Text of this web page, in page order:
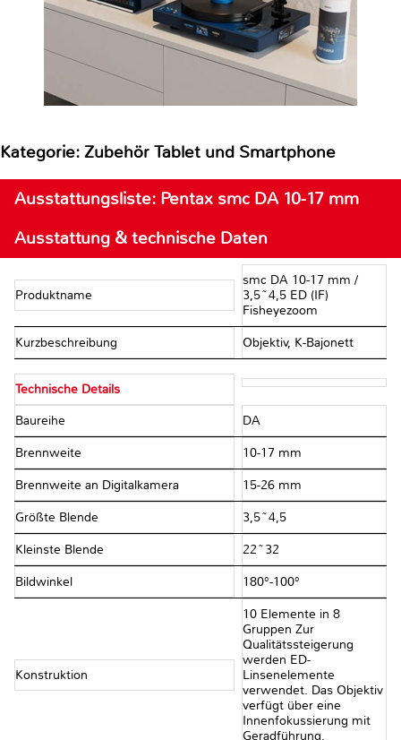
Kategorie: Zubehör Tablet und Smartphone
Ausstattungsliste: Pentax smc DA 10-17 mm
Ausstattung & technische Daten
Produktname
smc DA 10-17 mm /
3,5~4,5 ED (IF)
Fisheyezoom
Kurzbeschreibung Objektiv, K-Bajonett
Technische Details
Baureihe DA
Brennweite 10-17 mm
Brennweite an Digitalkamera 15-26 mm
Größte Blende 3,5~4,5
Kleinste Blende 22~32
Bildwinkel 180°-100°
Konstruktion
10 Elemente in 8
Gruppen Zur
Qualitätssteigerung
werden ED-
Linsenelemente
verwendet. Das Objektiv
verfügt über eine
Innenfokussierung mit
Geradführung.